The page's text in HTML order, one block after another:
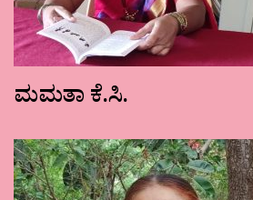
ಮಮತಾ ಕೆ.ಸಿ.